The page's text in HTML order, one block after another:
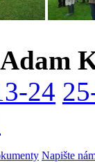
Adam
24
Napište